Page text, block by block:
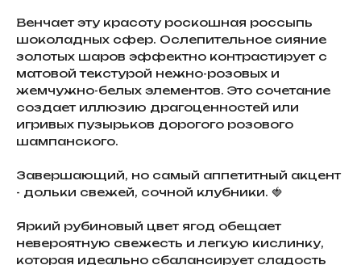
Венчает эту красоту роскошная россыпь
шоколадных сфер. Ослепительное сияние
золотых шаров эффектно контрастирует с
матовой текстурой нежно-розовых и
жемчужно-белых элементов. Это сочетание
создает иллюзию драгоценностей или
игривых пузырьков дорогого розового
шампанского.
Завершающий, но самый аппетитный акцент
- дольки свежей, сочной клубники. 🍓
Яркий рубиновый цвет ягод обещает
невероятную свежесть и легкую кислинку,
которая идеально сбалансирует сладость